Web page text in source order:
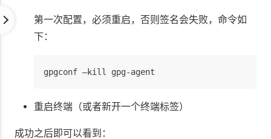
第一次配置，必须重启，否则签名会失败，命令如
下：
gpgconf –kill gpg-agent
重启终端（或者新开一个终端标签）
成功之后即可以看到：